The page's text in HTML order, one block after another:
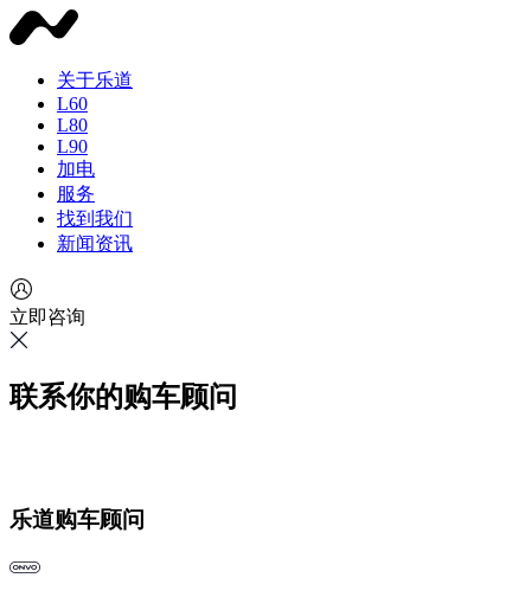
关于乐道
L60
L80
L90
加电
服务
找到我们
新闻资讯
立即咨询
联系你的购车顾问
乐道购车顾问